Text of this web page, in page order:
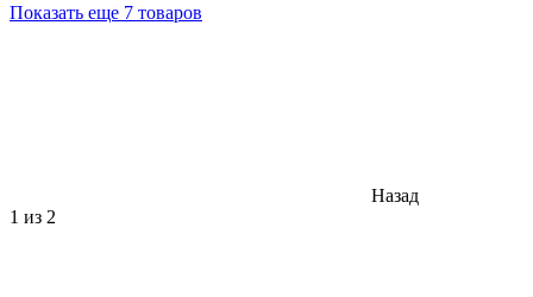
Показать еще 7 товаров
Назад
1 из 2